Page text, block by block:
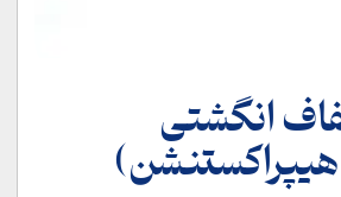
انگشتی